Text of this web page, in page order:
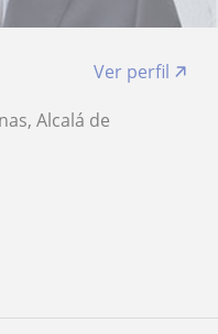
Ver perfil
Alcalá de